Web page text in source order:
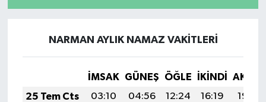
NARMAN AYLIK NAMAZ VAKITLERI
İMSAK GÜNEŞ ÖĞLE İKINDI
25 Tem Cts
03:10 04:56 12:24 16:19
19:42